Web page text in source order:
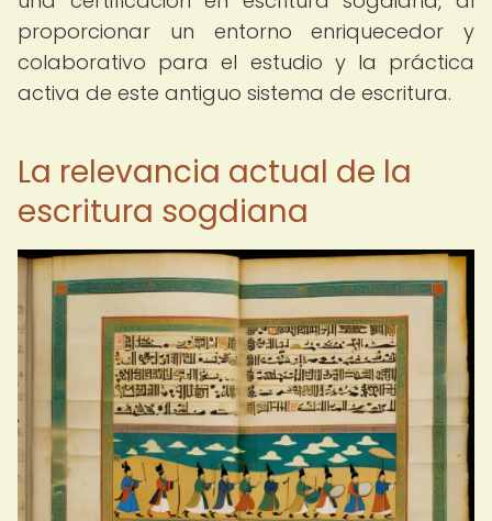
proporcionar un entorno enriquecedor y
colaborativo para el estudio y la práctica
activa de este antiguo sistema de escritura.
La relevancia actual de la
escritura sogdiana